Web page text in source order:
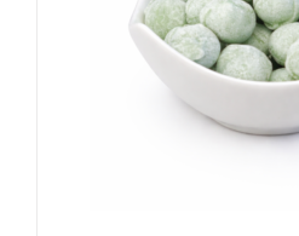
Die
Optionen
können
auf